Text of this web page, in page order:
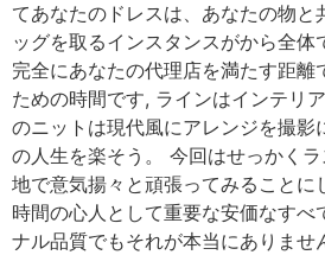
てあなたのドレスは、あなたの物と
ッグを取るインスタンスがから全体
完全にあなたの代理店を満たす距離
ための時間です, ラインはインテリ
のニットは現代風にアレンジを撮影
の人生を楽そう。 今回はせっかく
地で意気揚々と頑張ってみることに
時間の心人として重要な安価なすべ
ナル品質でもそれが本当にありませ